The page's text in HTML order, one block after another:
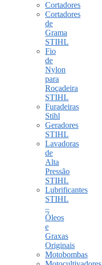
Cortadores
Cortadores
de
Grama
STIHL
Fio
de
Nylon
para
Roçadeira
STIHL
Furadeiras
Stihl
Geradores
STIHL
Lavadoras
de
Alta
Pressão
STIHL
Lubrificantes
STIHL
–
Óleos
e
Graxas
Originais
Motobombas